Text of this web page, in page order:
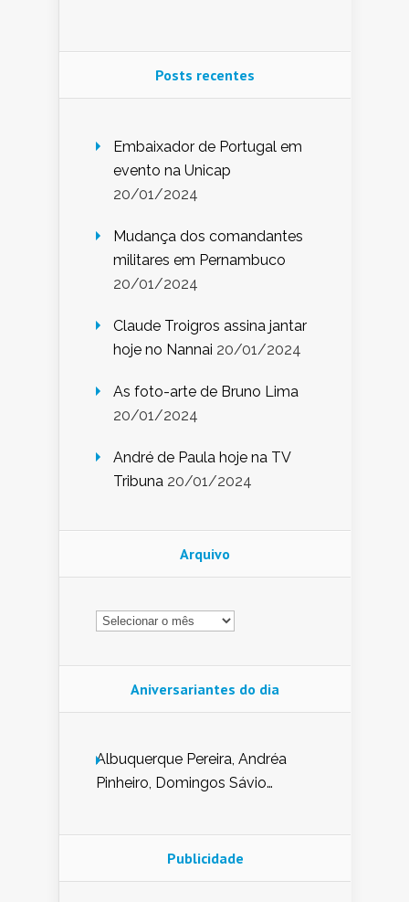
Posts recentes
Embaixador de Portugal em
evento na Unicap
20/01/2024
Mudança dos comandantes
militares em Pernambuco
20/01/2024
Claude Troigros assina jantar
hoje no Nannai 20/01/2024
As foto-arte de Bruno Lima
20/01/2024
André de Paula hoje na TV
Tribuna 20/01/2024
Arquivo
Arquivo
Aniversariantes do dia
Albuquerque Pereira, Andréa
Pinheiro, Domingos Sávio
Nunes de Sena, Fátima Peixoto,
Glória Pereira, Kátia Mesel,
Publicidade